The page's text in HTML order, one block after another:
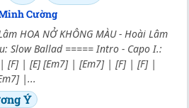
Cường
HOA NỞ KHÔNG MÀU - Hoài Lâm
Slow Ballad ===== Intro - Capo I.:
[F] | [E] [Em7] | [Em7] | [F] | [F] |
|...
Ý